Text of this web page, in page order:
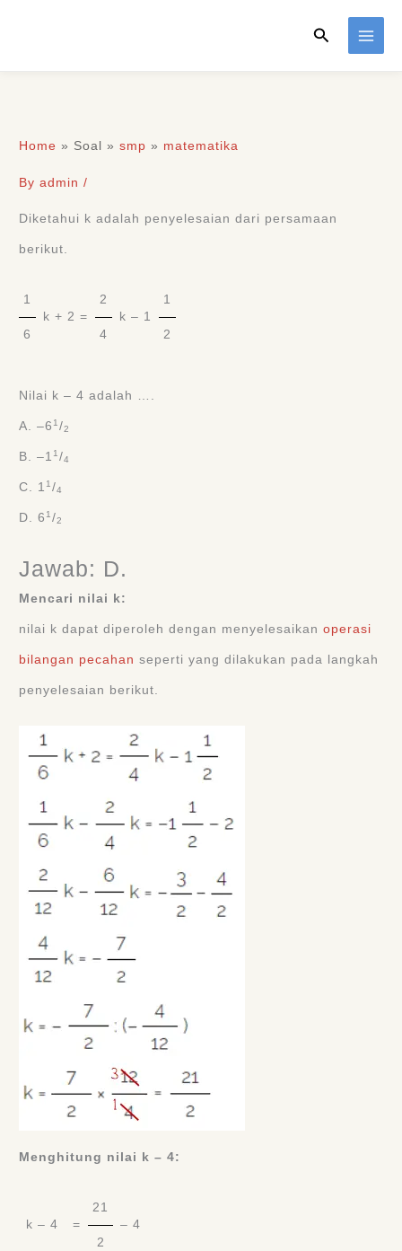
Search
Home » Soal »smp » matematika
Byadmin/
Diketahui k adalah penyelesaian dari persamaan
berikut.
1
6
k + 2 =
2
4
k – 1
1
2
Nilai k – 4 adalah ….
A. ‒6 1 /2
B. ‒1 1 /4
C. 1 1 /4
D. 6 1 /2
Jawab: D.
Mencari nilai k:
nilai k dapat diperoleh dengan menyelesaikanoperasi
bilangan pecahan seperti yang dilakukan pada langkah
penyelesaian berikut.
Menghitung nilai k – 4:
k – 4 =
21
2
– 4